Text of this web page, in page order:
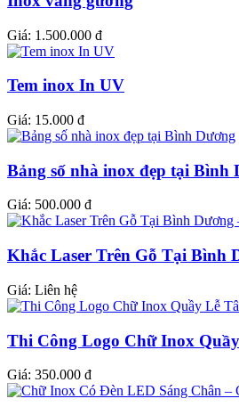
Giá: 1.500.000 đ
Tem inox In UV
Giá: 15.000 đ
Bảng số nhà inox đẹp tại Bình
Giá: 500.000 đ
Khắc Laser Trên Gỗ Tại Bình
Giá: Liên hệ
Thi Công Logo Chữ Inox
Giá: 350.000 đ